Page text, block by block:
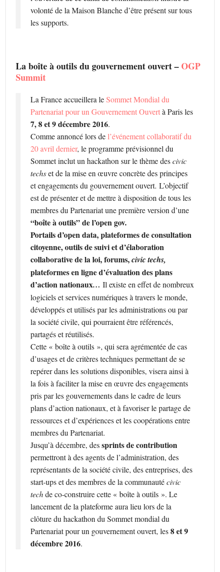
volonté de la Maison Blanche d’être présent sur tous
les supports.
La boîte à outils du gouvernement ouvert –OGP
Summit
La France accueillera leSommet Mondial du
Partenariat pour un Gouvernement Ouvertà Paris les
7, 8 et 9 décembre 2016.
Comme annoncé lors del’événement collaboratif du
20 avril dernier, le programme prévisionnel du
Sommet inclut un hackathon sur le thème descivic
techset de la mise en œuvre concrète des principes
et engagements du gouvernement ouvert. L’objectif
est de présenter et de mettre à disposition de tous les
membres du Partenariat une première version d’une
“boîte à outils” de l’open gov.
Portails d’open data, plateformes de consultation
citoyenne, outils de suivi et d’élaboration
collaborative de la loi, forums,civic techs,
plateformes en ligne d’évaluation des plans
d’action nationaux…Il existe en effet de nombreux
logiciels et services numériques à travers le monde,
développés et utilisés par les administrations ou par
la société civile, qui pourraient être référencés,
partagés et réutilisés.
Cette « boîte à outils », qui sera agrémentée de cas
d’usages et de critères techniques permettant de se
repérer dans les solutions disponibles, visera ainsi à
la fois à faciliter la mise en œuvre des engagements
pris par les gouvernements dans le cadre de leurs
plans d’action nationaux, et à favoriser le partage de
ressources et d’expériences et les coopérations entre
membres du Partenariat.
Jusqu’à décembre, dessprints de contribution
permettront à des agents de l’administration, des
représentants de la société civile, des entreprises, des
start-ups et des membres de la communautécivic
techde co-construire cette « boîte à outils ». Le
lancement de la plateforme aura lieu lors de la
clôture du hackathon du Sommet mondial du
Partenariat pour un gouvernement ouvert, les8 et 9
décembre 2016.